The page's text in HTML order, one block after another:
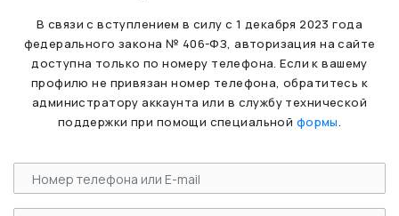
В связи с вступлением в силу с 1 декабря 2023 года
федерального закона № 406-ФЗ, авторизация на сайте
доступна только по номеру телефона. Если к вашему
профилю не привязан номер телефона, обратитесь к
администратору аккаунта или в службу технической
поддержки при помощи специальной формы.